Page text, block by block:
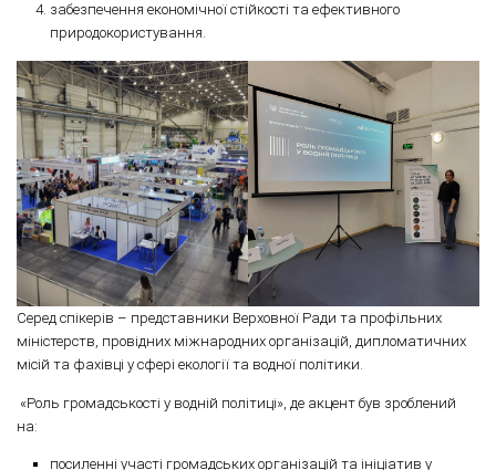
забезпечення економічної стійкості та ефективного
природокористування.
Серед спікерів – представники Верховної Ради та профільних
міністерств, провідних міжнародних організацій, дипломатичних
місій та фахівці у сфері екології та водної політики.
«Роль громадськості у водній політиці», де акцент був зроблений
на:
посиленні участі громадських організацій та ініціатив у